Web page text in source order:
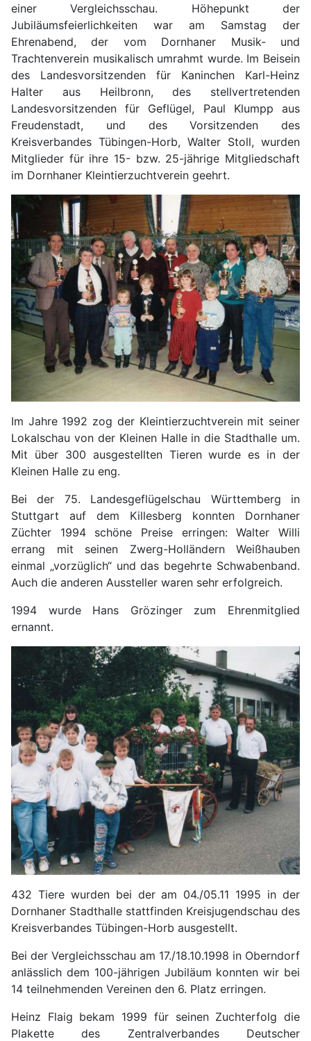
einer Vergleichsschau. Höhepunkt der
Jubiläumsfeierlichkeiten war am Samstag der
Ehrenabend, der vom Dornhaner Musik- und
Trachtenverein musikalisch umrahmt wurde. Im Beisein
des Landesvorsitzenden für Kaninchen Karl-Heinz
Halter aus Heilbronn, des stellvertretenden
Landesvorsitzenden für Geflügel, Paul Klumpp aus
Freudenstadt, und des Vorsitzenden des
Kreisverbandes Tübingen-Horb, Walter Stoll, wurden
Mitglieder für ihre 15- bzw. 25-jährige Mitgliedschaft
im Dornhaner Kleintierzuchtverein geehrt.
Im Jahre 1992 zog der Kleintierzuchtverein mit seiner
Lokalschau von der Kleinen Halle in die Stadthalle um.
Mit über 300 ausgestellten Tieren wurde es in der
Kleinen Halle zu eng.
Bei der 75. Landesgeflügelschau Württemberg in
Stuttgart auf dem Killesberg konnten Dornhaner
Züchter 1994 schöne Preise erringen: Walter Willi
errang mit seinen Zwerg-Holländern Weißhauben
einmal „vorzüglich“ und das begehrte Schwabenband.
Auch die anderen Aussteller waren sehr erfolgreich.
1994 wurde Hans Grözinger zum Ehrenmitglied
ernannt.
432 Tiere wurden bei der am 04./05.11 1995 in der
Dornhaner Stadthalle stattfinden Kreisjugendschau des
Kreisverbandes Tübingen-Horb ausgestellt.
Bei der Vergleichsschau am 17./18.10.1998 in Oberndorf
anlässlich dem 100-jährigen Jubiläum konnten wir bei
14 teilnehmenden Vereinen den 6. Platz erringen.
Heinz Flaig bekam 1999 für seinen Zuchterfolg die
Plakette des Zentralverbandes Deutscher